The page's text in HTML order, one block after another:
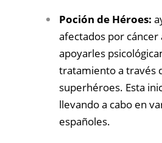
Poción de Héroes:
afectados por cáncer
apoyarles
tratamiento a través
superhéroes. Esta
llevando a cabo en
españoles.